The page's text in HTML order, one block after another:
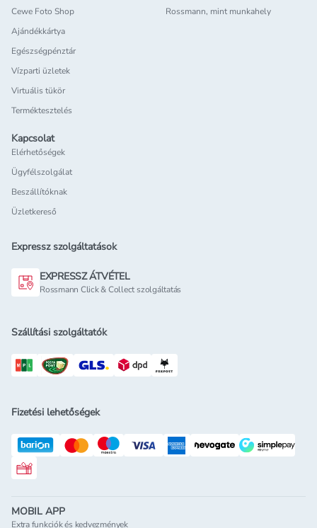
Cewe Foto Shop
Ajándékkártya
Egészségpénztár
Vízparti üzletek
Virtuális tükör
Terméktesztelés
Rossmann, mint munkahely
Kapcsolat
Elérhetőségek
Ügyfélszolgálat
Beszállítóknak
Üzletkereső
Expressz szolgáltatások
EXPRESSZ ÁTVÉTEL
Rossmann Click & Collect szolgáltatás
Szállítási szolgáltatók
Fizetési lehetőségek
Rossmann ajándékkártya
MOBIL APP
Extra funkciók és kedvezmények